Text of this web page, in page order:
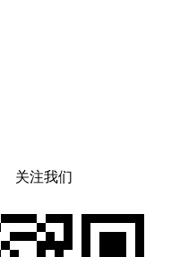
关注我们